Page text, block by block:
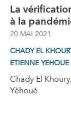
La
à la
20 MAI 2021
CHADY EL
ETIENNE YEHOUE
Chady El
Yèhoué